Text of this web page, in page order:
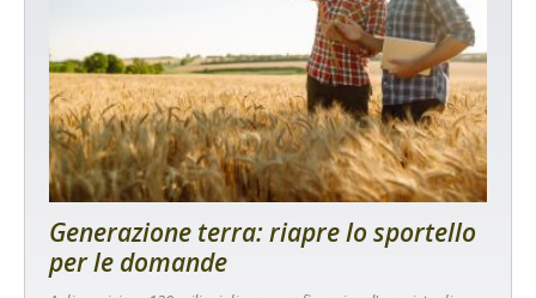
Generazione terra: riapre lo sportello
per le domande